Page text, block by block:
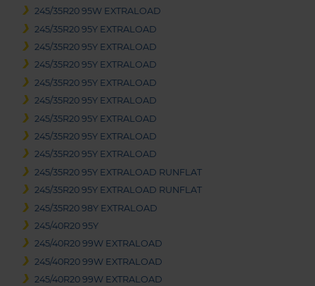
245/35R20 95W EXTRALOAD
245/35R20 95Y EXTRALOAD
245/35R20 95Y EXTRALOAD
245/35R20 95Y EXTRALOAD
245/35R20 95Y EXTRALOAD
245/35R20 95Y EXTRALOAD
245/35R20 95Y EXTRALOAD
245/35R20 95Y EXTRALOAD
245/35R20 95Y EXTRALOAD
245/35R20 95Y EXTRALOAD RUNFLAT
245/35R20 95Y EXTRALOAD RUNFLAT
245/35R20 98Y EXTRALOAD
245/40R20 95Y
245/40R20 99W EXTRALOAD
245/40R20 99W EXTRALOAD
245/40R20 99W EXTRALOAD